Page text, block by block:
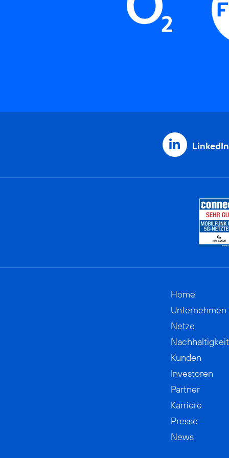
LinkedIn
Home
Unternehmen
Netze
Nachhaltigkeit
Kunden
Investoren
Partner
Karriere
Presse
News